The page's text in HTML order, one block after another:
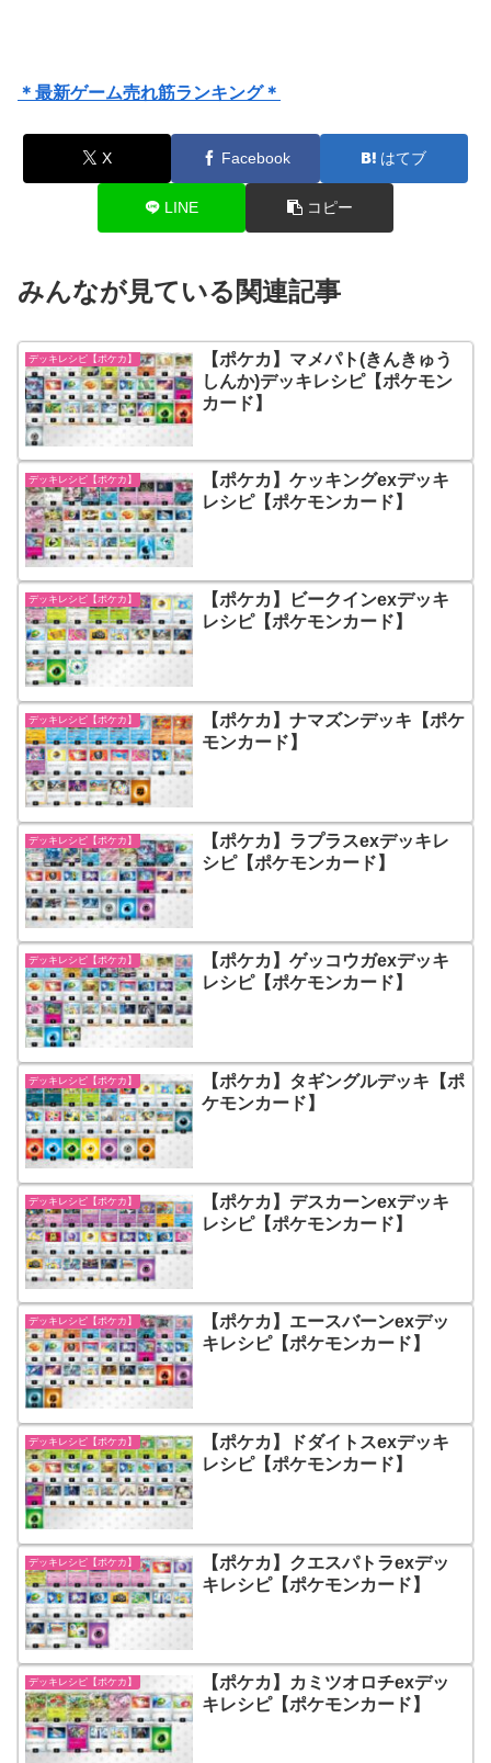
＊最新ゲーム売れ筋ランキング＊
X Facebook はてブ
LINE コピー
みんなが見ている関連記事
デッキレシピ【ポケカ】
【ポケカ】マメパト(きんきゅう
しんか)デッキレシピ【ポケモン
カード】
デッキレシピ【ポケカ】
【ポケカ】ケッキングexデッキ
レシピ【ポケモンカード】
デッキレシピ【ポケカ】
【ポケカ】ビークインexデッキ
レシピ【ポケモンカード】
デッキレシピ【ポケカ】
【ポケカ】ナマズンデッキ【ポケ
モンカード】
デッキレシピ【ポケカ】
【ポケカ】ラプラスexデッキレ
シピ【ポケモンカード】
デッキレシピ【ポケカ】
【ポケカ】ゲッコウガexデッキ
レシピ【ポケモンカード】
デッキレシピ【ポケカ】
【ポケカ】タギングルデッキ【ポ
ケモンカード】
デッキレシピ【ポケカ】
【ポケカ】デスカーンexデッキ
レシピ【ポケモンカード】
デッキレシピ【ポケカ】
【ポケカ】エースバーンexデッ
キレシピ【ポケモンカード】
デッキレシピ【ポケカ】
【ポケカ】ドダイトスexデッキ
レシピ【ポケモンカード】
デッキレシピ【ポケカ】
【ポケカ】クエスパトラexデッ
キレシピ【ポケモンカード】
デッキレシピ【ポケカ】
【ポケカ】カミツオロチexデッ
キレシピ【ポケモンカード】